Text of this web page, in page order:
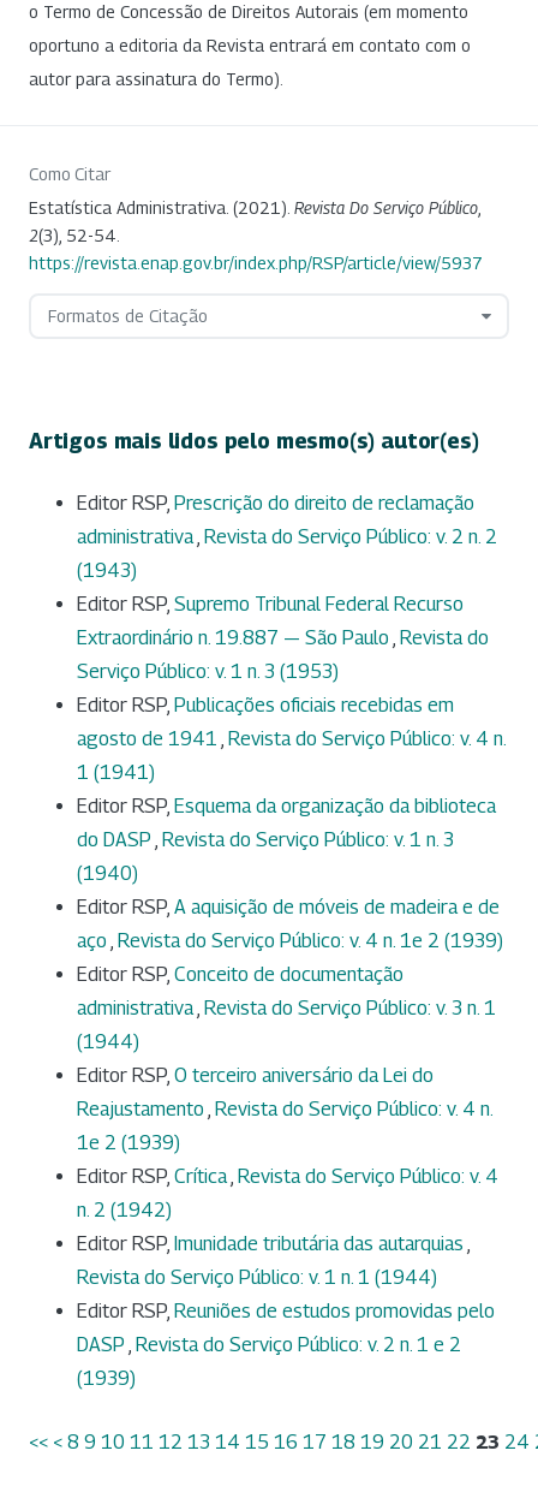
o Termo de Concessão de Direitos Autorais (em momento
oportuno a editoria da Revista entrará em contato com o
autor para assinatura do Termo).
Como Citar
Estatística Administrativa. (2021). Revista Do Serviço Público
2(3), 52-54.
https://revista.enap.gov.br/index.php/RSP/article/view/5937
Formatos de Citação
Artigos mais lidos pelo mesmo(s) autor(es)
Editor RSP, Prescrição do direito de reclamação
administrativa, Revista do Serviço Público: v. 2 n. 2
(1943)
Editor RSP, Supremo Tribunal Federal Recurso
Extraordinário n. 19.887 — São Paulo , Revista do
Serviço Público: v. 1 n. 3 (1953)
Editor RSP, Publicações oficiais recebidas em
agosto de 1941 , Revista do Serviço Público: v. 4 n.
1 (1941)
Editor RSP, Esquema da organização da biblioteca
do DASP , Revista do Serviço Público: v. 1 n. 3
(1940)
Editor RSP, A aquisição de móveis de madeira e de
aço , Revista do Serviço Público: v. 4 n. 1e 2 (1939)
Editor RSP, Conceito de documentação
administrativa, Revista do Serviço Público: v. 3 n. 1
(1944)
Editor RSP, O terceiro aniversário da Lei do
Reajustamento , Revista do Serviço Público: v. 4 n.
1e 2 (1939)
Editor RSP, Crítica, Revista do Serviço Público: v. 4
n. 2 (1942)
Editor RSP, Imunidade tributária das autarquias ,
Revista do Serviço Público: v. 1 n. 1 (1944)
Editor RSP, Reuniões de estudos promovidas pelo
DASP , Revista do Serviço Público: v. 2 n. 1 e 2
(1939)
<< < 8 9 10 11 12 13 14 15 16 17 18 19 20 21 22 23 24